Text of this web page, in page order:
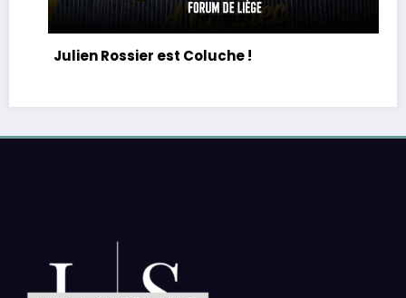
Julien Rossier est Coluche !